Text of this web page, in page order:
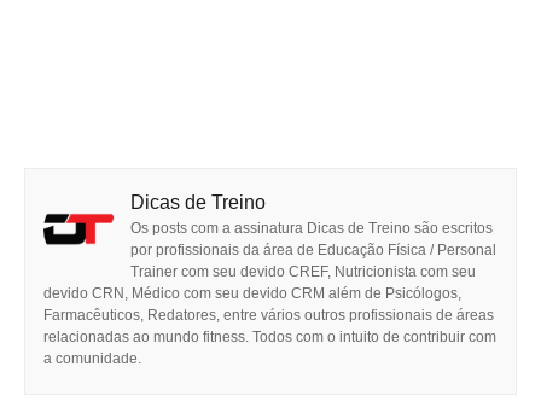
Dicas de Treino
Os posts com a assinatura Dicas de Treino são escritos
por profissionais da área de Educação Física / Personal
Trainer com seu devido CREF, Nutricionista com seu
devido CRN, Médico com seu devido CRM além de Psicólogos,
Farmacêuticos, Redatores, entre vários outros profissionais de áreas
relacionadas ao mundo fitness. Todos com o intuito de contribuir com
a comunidade.